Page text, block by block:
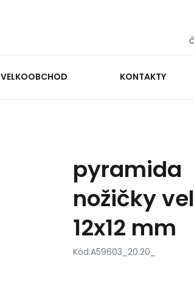
VELKOOBCHOD KONTAKTY
pyramida
nožičky
12x12 mm
Kód:A59603_20:20_